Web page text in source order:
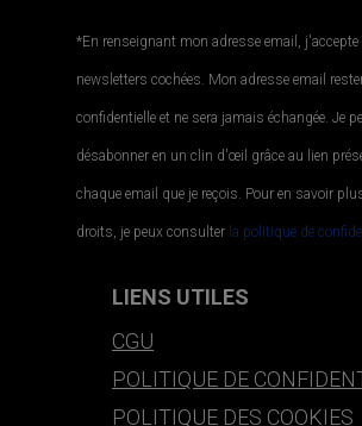
*En renseignant mon adresse email, j'accepte
newsletters cochées. Mon adresse email
confidentielle et ne sera jamais échangée. Je
désabonner en un clin d'œil grâce au lien
chaque email que je reçois. Pour en savoir
droits, je peux consulter la politique de
LIENS UTILES
CGU
POLITIQUE DE
POLITIQUE DES COOKIES